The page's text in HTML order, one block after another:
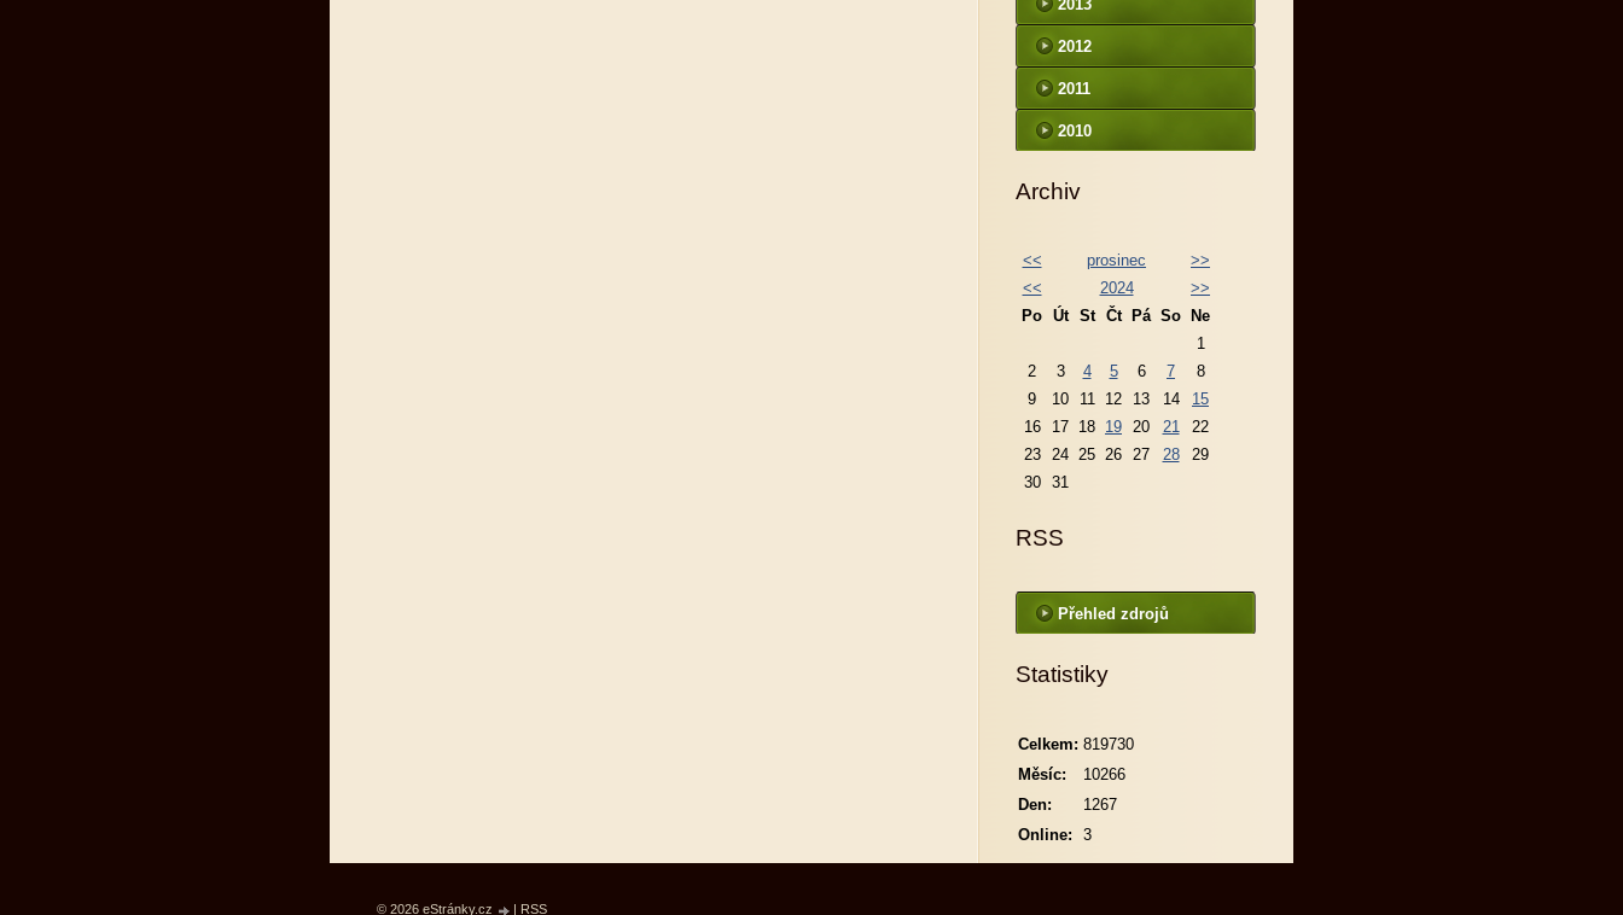
2013
2012
2011
2010
Archiv
<< prosinec
>>
<<
2024
>>
Po Út St Čt Pá So
Ne
1
2
3 4 5 6 7
8
9
10 11 12 13 14
15
16
17 18 19 20 21
22
23
24 25 26 27 28
29
30
31
RSS
Přehled zdrojů
Statistiky
Online: 3
Celkem: 819730
Měsíc:
10266
Den:
1267
© 2026 eStránky.cz | RSS